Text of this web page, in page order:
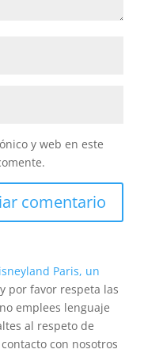
y web en este
Paris, un
y por favor respeta las
emplees lenguaje
al respeto de
con nosotros